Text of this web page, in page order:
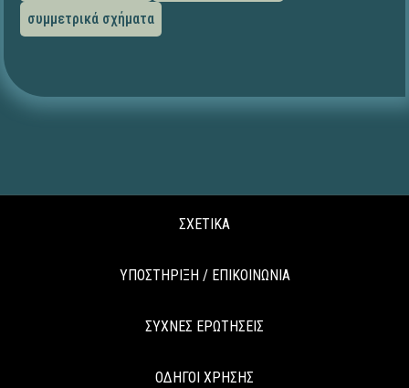
συμμετρικά σχήματα
ΣΧΕΤΙΚΑ
ΥΠΟΣΤΗΡΙΞΗ / ΕΠΙΚΟΙΝΩΝΙΑ
ΣΥΧΝΕΣ ΕΡΩΤΗΣΕΙΣ
ΟΔΗΓΟΙ ΧΡΗΣΗΣ